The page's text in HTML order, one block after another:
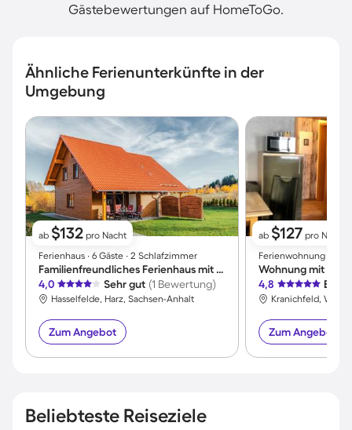
Gästebewertungen auf HomeToGo.
Ähnliche Ferienunterkünfte in der
Umgebung
ab $132 pro Nacht
Ferienhaus ∙ 6 Gäste ∙ 2 Schlafzimmer
Familienfreundliches Ferienhaus mit Garten, Terrasse und Grill | Bergblick | Haustiere sind willkommen
4,0
Sehr gut (1 Bewertung)
Hasselfelde, Harz, Sachsen-Anhalt
Zum Angebot
ab $127 pro Nacht
Ferienwohnung ∙ 6
Wohnung mit
4,8
Zum Angebot
Beliebteste Reiseziele